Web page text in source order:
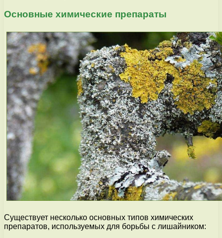
Основные химические препараты
Существует несколько основных типов химических
препаратов, используемых для борьбы с лишайником: